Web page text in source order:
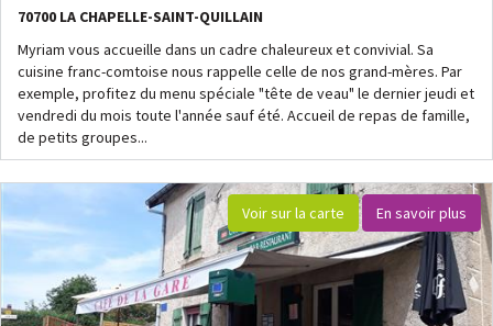
70700 LA CHAPELLE-SAINT-QUILLAIN
Myriam vous accueille dans un cadre chaleureux et convivial. Sa
cuisine franc-comtoise nous rappelle celle de nos grand-mères. Par
exemple, profitez du menu spéciale "tête de veau" le dernier jeudi et
vendredi du mois toute l'année sauf été. Accueil de repas de famille,
de petits groupes...
Voir sur la carte En savoir plus